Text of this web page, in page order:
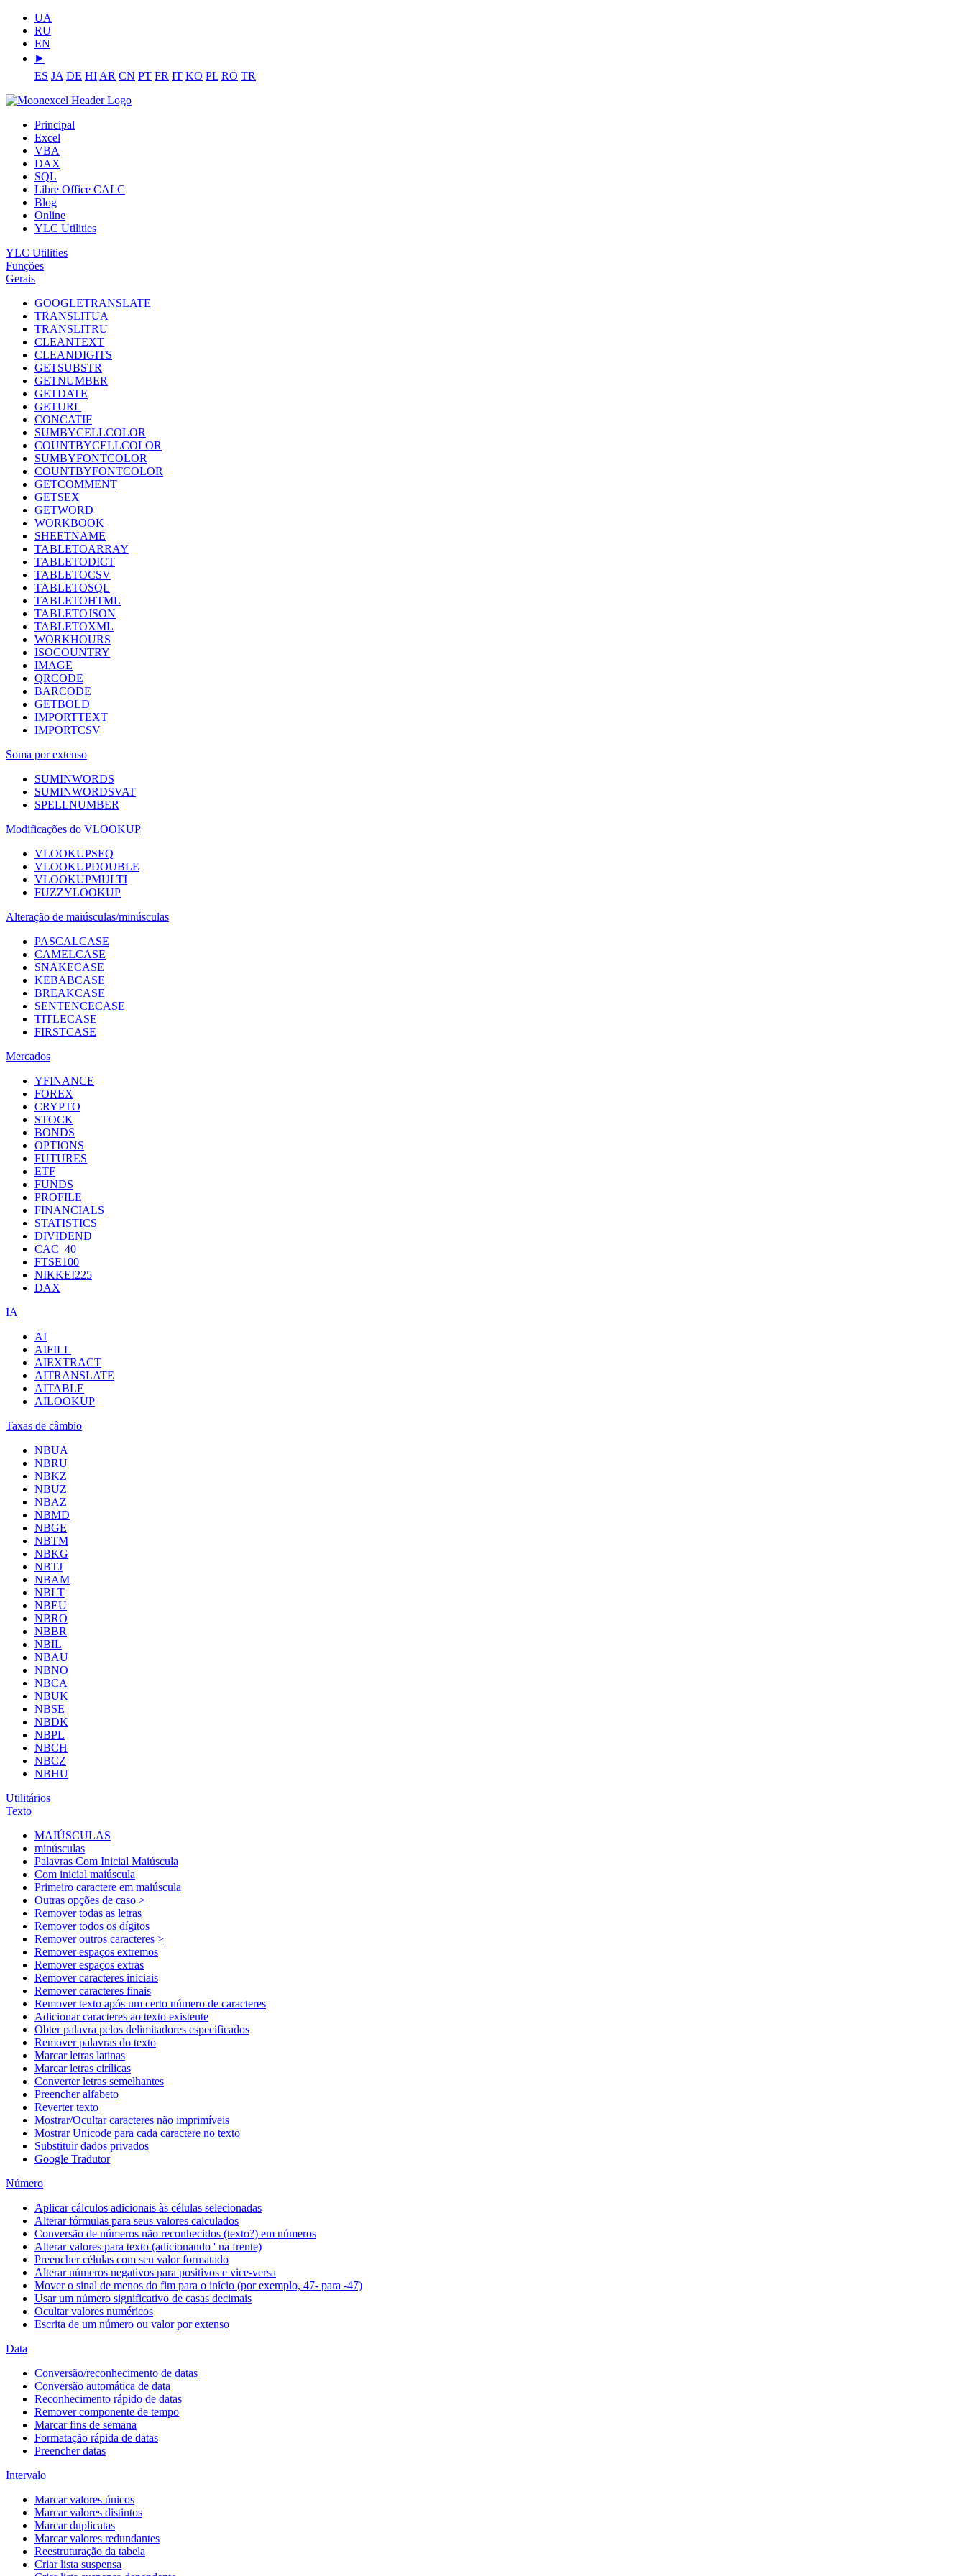
UA
RU
EN
⯈
ES JA DE HI AR CN PT FR IT KO PL RO TR
Principal
Excel
VBA
DAX
SQL
Libre Office CALC
Blog
Online
YLC Utilities
YLC Utilities
Funções
Gerais
GOOGLETRANSLATE
TRANSLITUA
TRANSLITRU
CLEANTEXT
CLEANDIGITS
GETSUBSTR
GETNUMBER
GETDATE
GETURL
CONCATIF
SUMBYCELLCOLOR
COUNTBYCELLCOLOR
SUMBYFONTCOLOR
COUNTBYFONTCOLOR
GETCOMMENT
GETSEX
GETWORD
WORKBOOK
SHEETNAME
TABLETOARRAY
TABLETODICT
TABLETOCSV
TABLETOSQL
TABLETOHTML
TABLETOJSON
TABLETOXML
WORKHOURS
ISOCOUNTRY
IMAGE
QRCODE
BARCODE
GETBOLD
IMPORTTEXT
IMPORTCSV
Soma por extenso
SUMINWORDS
SUMINWORDSVAT
SPELLNUMBER
Modificações do VLOOKUP
VLOOKUPSEQ
VLOOKUPDOUBLE
VLOOKUPMULTI
FUZZYLOOKUP
Alteração de maiúsculas/minúsculas
PASCALCASE
CAMELCASE
SNAKECASE
KEBABCASE
BREAKCASE
SENTENCECASE
TITLECASE
FIRSTCASE
Mercados
YFINANCE
FOREX
CRYPTO
STOCK
BONDS
OPTIONS
FUTURES
ETF
FUNDS
PROFILE
FINANCIALS
STATISTICS
DIVIDEND
CAC_40
FTSE100
NIKKEI225
DAX
IA
AI
AIFILL
AIEXTRACT
AITRANSLATE
AITABLE
AILOOKUP
Taxas de câmbio
NBUA
NBRU
NBKZ
NBUZ
NBAZ
NBMD
NBGE
NBTM
NBKG
NBTJ
NBAM
NBLT
NBEU
NBRO
NBBR
NBIL
NBAU
NBNO
NBCA
NBUK
NBSE
NBDK
NBPL
NBCH
NBCZ
NBHU
Utilitários
Texto
MAIÚSCULAS
minúsculas
Palavras Com Inicial Maiúscula
Com inicial maiúscula
Primeiro caractere em maiúscula
Outras opções de caso >
Remover todas as letras
Remover todos os dígitos
Remover outros caracteres >
Remover espaços extremos
Remover espaços extras
Remover caracteres iniciais
Remover caracteres finais
Remover texto após um certo número de caracteres
Adicionar caracteres ao texto existente
Obter palavra pelos delimitadores especificados
Remover palavras do texto
Marcar letras latinas
Marcar letras cirílicas
Converter letras semelhantes
Preencher alfabeto
Reverter texto
Mostrar/Ocultar caracteres não imprimíveis
Mostrar Unicode para cada caractere no texto
Substituir dados privados
Google Tradutor
Número
Aplicar cálculos adicionais às células selecionadas
Alterar fórmulas para seus valores calculados
Conversão de números não reconhecidos (texto?) em números
Alterar valores para texto (adicionando ' na frente)
Preencher células com seu valor formatado
Alterar números negativos para positivos e vice-versa
Mover o sinal de menos do fim para o início (por exemplo, 47- para -47)
Usar um número significativo de casas decimais
Ocultar valores numéricos
Escrita de um número ou valor por extenso
Data
Conversão/reconhecimento de datas
Conversão automática de data
Reconhecimento rápido de datas
Remover componente de tempo
Marcar fins de semana
Formatação rápida de datas
Preencher datas
Intervalo
Marcar valores únicos
Marcar valores distintos
Marcar duplicatas
Marcar valores redundantes
Reestruturação da tabela
Criar lista suspensa